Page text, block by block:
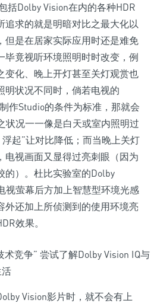
括Dolby Vision在内的各种HDR
追求的就是明暗对比之最大化以
但是在居家实际应用时还是难免
毕竟视听环境照明时时改变，例
变化、晚上开灯甚至关灯观赏也
明状况不同时，倘若电视的
作Studio的条件为标准，那就会
状况一一像是白天或室内照明过
起”让对比降低；而当晚上关灯
电视画面又显得过亮刺眼（因为
的）。杜比实验室的Dolby
视萤幕后方加上智慧型环境光感
外还加上所侦测到的使用环境亮
效果。
Vision影片时，就不会有上